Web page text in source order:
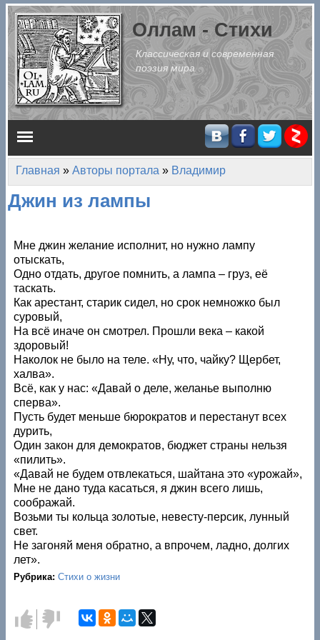
Перейти к основному содержанию
Оллам - Стихи
Классическая и современная
поэзия мира
Главное меню
Вы здесь
Главная » Авторы портала » Владимир
Джин из лампы
Мне джин желание исполнит, но нужно лампу
отыскать,
Одно отдать, другое помнить, а лампа – груз, её
таскать.
Как арестант, старик сидел, но срок немножко был
суровый,
На всё иначе он смотрел. Прошли века – какой
здоровый!
Наколок не было на теле. «Ну, что, чайку? Щербет,
халва».
Всё, как у нас: «Давай о деле, желанье выполню
сперва».
Пусть будет меньше бюрократов и перестанут всех
дурить,
Один закон для демократов, бюджет страны нельзя
«пилить».
«Давай не будем отвлекаться, шайтана это «урожай»,
Мне не дано туда касаться, я джин всего лишь,
соображай.
Возьми ты кольца золотые, невесту-персик, лунный
свет.
Не загоняй меня обратно, а впрочем, ладно, долгих
лет».
Рубрика:Стихи о жизни
Голос
за!
Голос
против!